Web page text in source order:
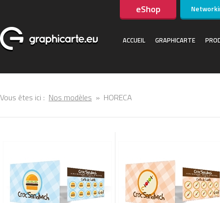
eShop
ACCUEIL GRAPHICARTE
Vous êtes ici : Nos modèles » HORECA